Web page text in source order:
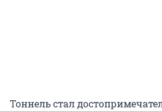
Тоннель стал